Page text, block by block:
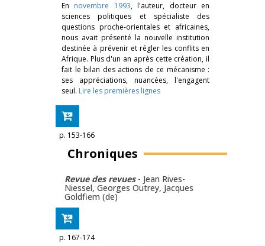
En novembre 1993, l'auteur, docteur en
sciences politiques et spécialiste des
questions proche-orientales et africaines,
nous avait présenté la nouvelle institution
destinée à prévenir et régler les conflits en
Afrique. Plus d'un an après cette création, il
fait le bilan des actions de ce mécanisme :
ses appréciations, nuancées, l'engagent
seul. Lire les premières lignes
p. 153-166
Chroniques
Revue des revues - Jean Rives-
Niessel, Georges Outrey, Jacques
Goldfiem (de)
p. 167-174